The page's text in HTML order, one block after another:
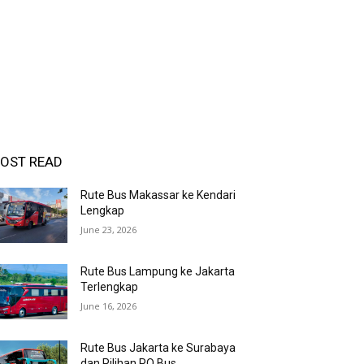
READ
Rute Bus Makassar ke Kendari
Lengkap
June 23, 2026
Rute Bus Lampung ke Jakarta
Terlengkap
June 16, 2026
Rute Bus Jakarta ke Surabaya